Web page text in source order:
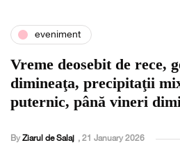
eveniment
Vreme deosebit de rece,
dimineaţa, precipitaţii
puternic, până vineri
By Ziarul de Salaj , 21 January 2026